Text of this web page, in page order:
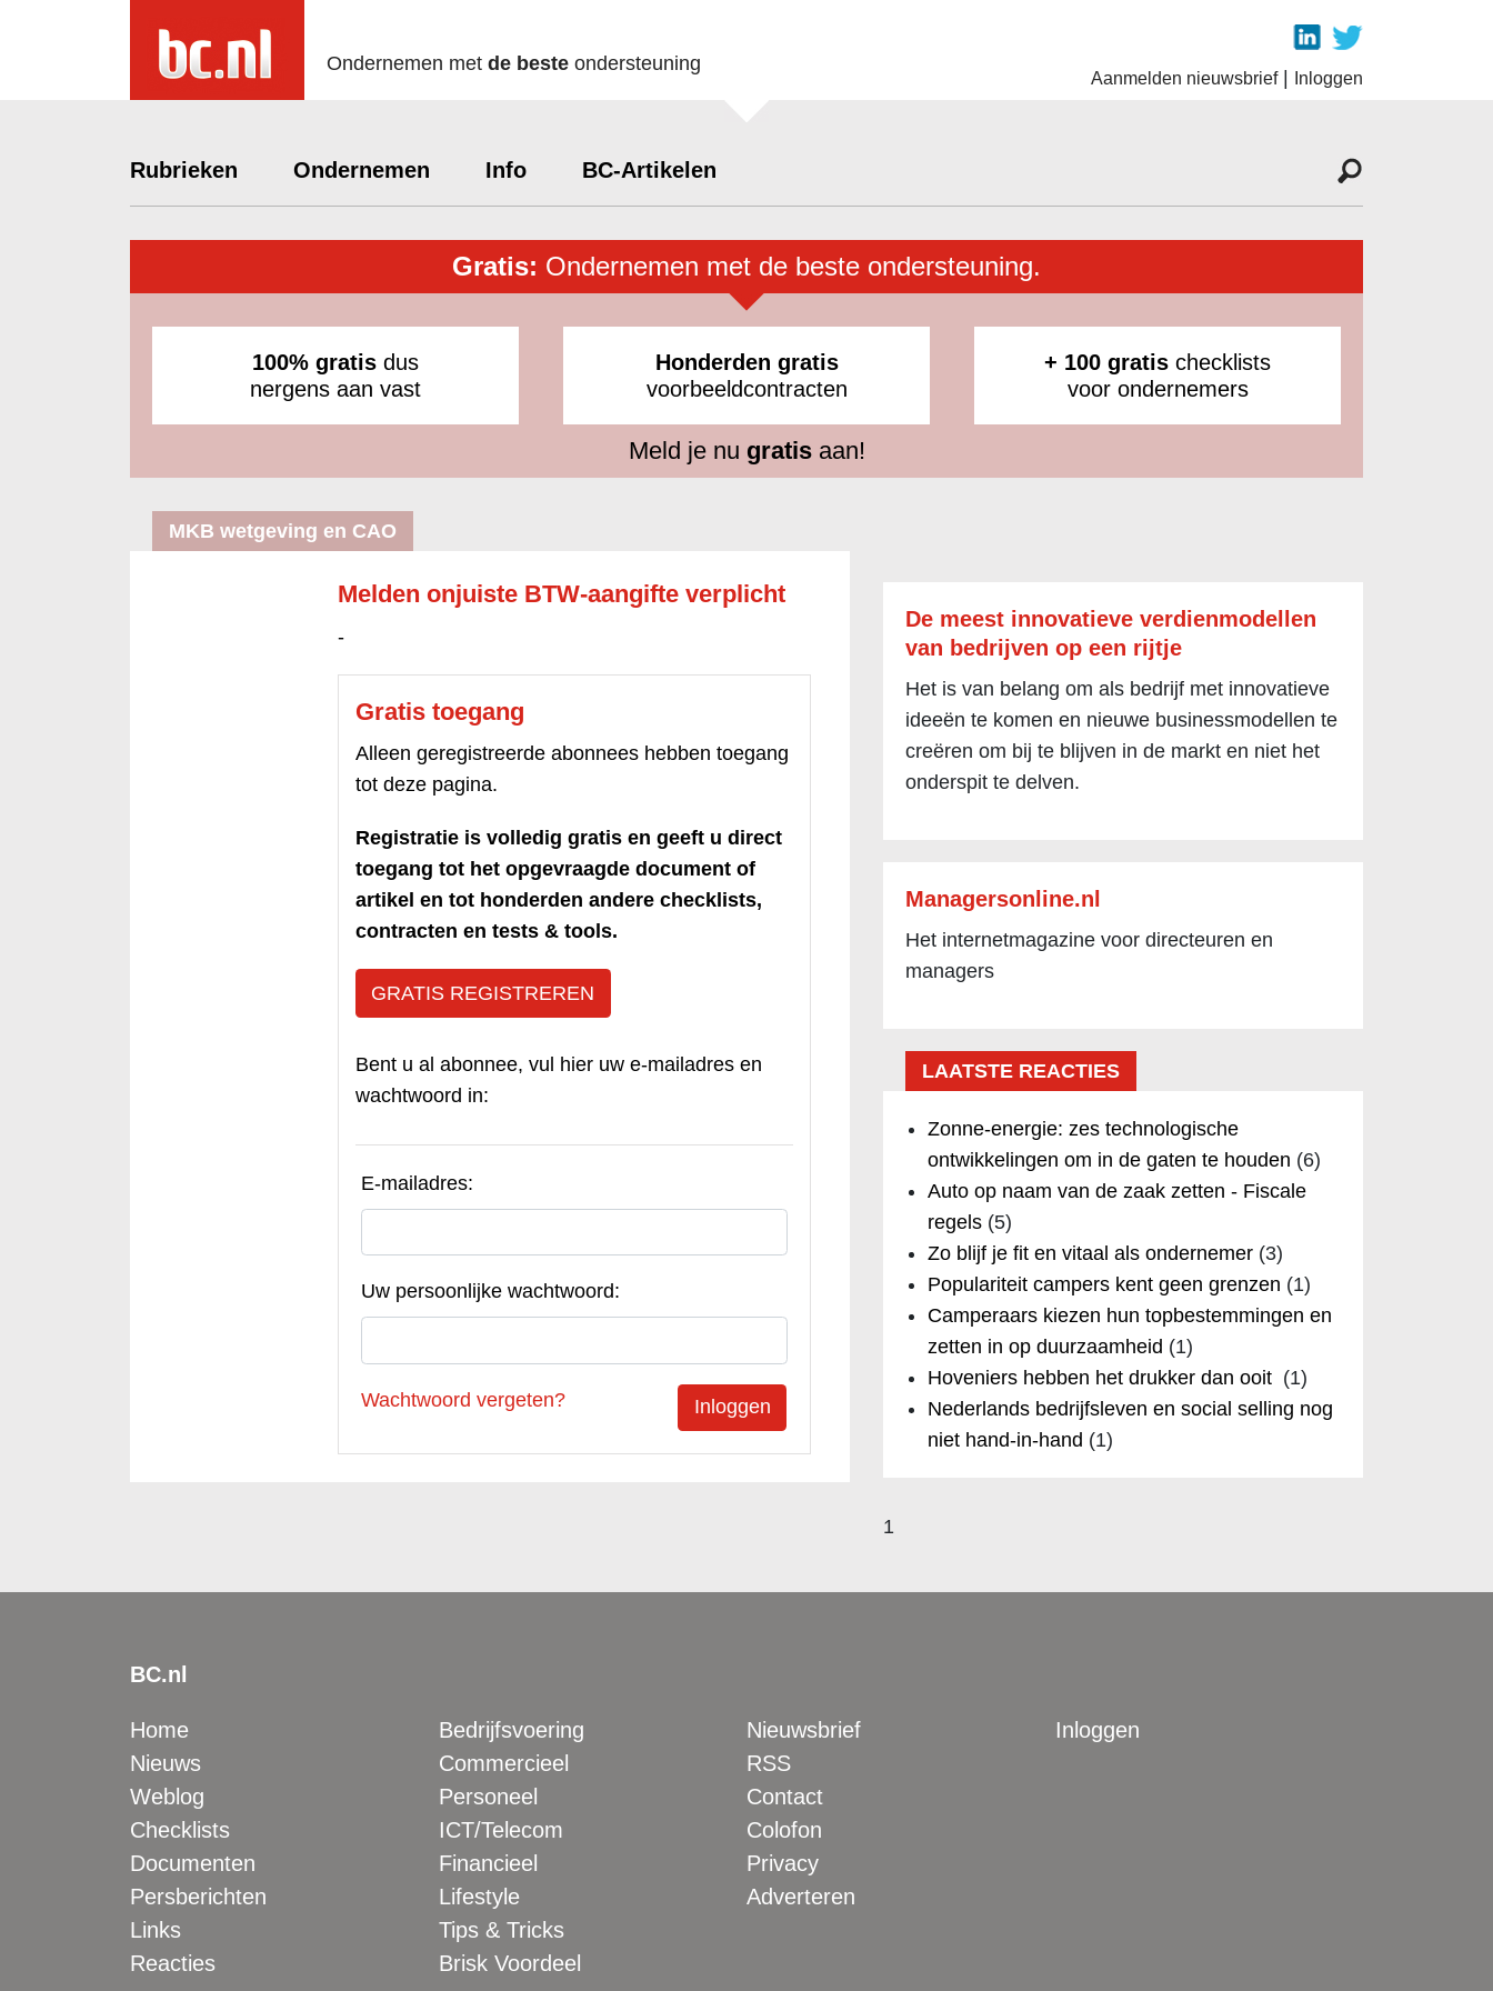
Ondernemen met de beste ondersteuning
Aanmelden nieuwsbrief| Inloggen
Rubrieken Ondernemen Info BC-Artikelen
Gratis: Ondernemen met de beste ondersteuning.
100% gratis dus
nergens aan vast
Honderden gratis
voorbeeldcontracten
+ 100 gratis checklists
voor ondernemers
Meld je nu gratisaan!
MKB wetgeving en CAO
Melden onjuiste BTW-aangifte verplicht
-
Gratis toegang
Alleen geregistreerde abonnees hebben toegang
tot deze pagina.
Registratie is volledig gratis en geeft u direct
toegang tot het opgevraagde document of
artikel en tot honderden andere checklists,
contracten en tests & tools.
GRATIS REGISTREREN
Bent u al abonnee, vul hier uw e-mailadres en
wachtwoord in:
E-mailadres:
Uw persoonlijke wachtwoord:
Wachtwoord vergeten?
De meest innovatieve verdienmodellen
van bedrijven op een rijtje
Het is van belang om als bedrijf met innovatieve
ideeën te komen en nieuwe businessmodellen te
creëren om bij te blijven in de markt en niet het
onderspit te delven.
Managersonline.nl
Het internetmagazine voor directeuren en
managers
LAATSTE REACTIES
Zonne-energie: zes technologische
ontwikkelingen om in de gaten te houden (6)
Auto op naam van de zaak zetten - Fiscale
regels(5)
Zo blijf je fit en vitaal als ondernemer(3)
Populariteit campers kent geen grenzen (1)
Camperaars kiezen hun topbestemmingen en
zetten in op duurzaamheid (1)
Hoveniers hebben het drukker dan ooit (1)
Nederlands bedrijfsleven en social selling nog
niet hand-in-hand (1)
1
BC.nl
Home
Nieuws
Weblog
Checklists
Documenten
Persberichten
Links
Reacties
Bedrijfsvoering
Commercieel
Personeel
ICT/Telecom
Financieel
Lifestyle
Tips & Tricks
Brisk Voordeel
Nieuwsbrief
RSS
Contact
Colofon
Privacy
Adverteren
Inloggen